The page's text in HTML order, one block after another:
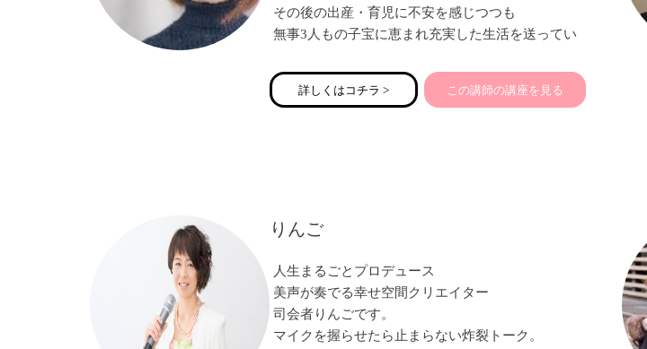
その後の出産・育児に不安を感じつつも
無事3人もの子宝に恵まれ充実した生活を送ってい
しかし、入院生活で筋力の衰えを痛感し
この現代社会において
【ズボラでも楽しめる布ナプキン講座】
詳しくはコチラ > この講師の講座を見る
りんご
人生まるごとプロデュース
美声が奏でる幸せ空間クリエイター
司会者りんごです。
マイクを握らせたら止まらない炸裂トーク。